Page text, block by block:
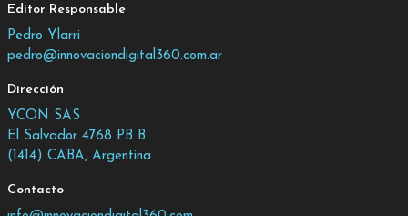
Editor Responsable
Pedro Ylarri
pedro@innovaciondigital360.com.ar
Dirección
YCON SAS
El Salvador 4768 PB B
(1414) CABA, Argentina
Contacto